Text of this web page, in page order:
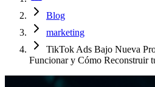
Blog
marketing
TikTok Ads Bajo Nueva
Funcionar y Cómo Reconstruir